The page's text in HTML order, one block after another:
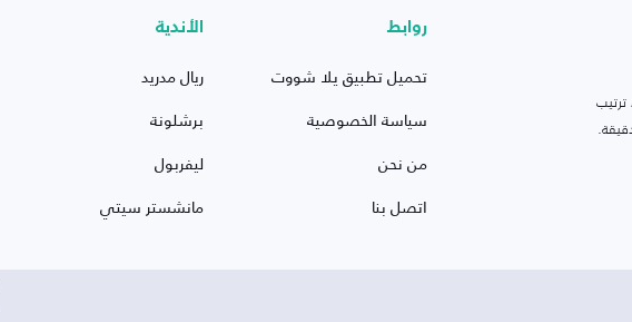
روابط
تحميل تطبيق يلا شووت
سياسة الخصوصية
من نحن
اتصل بنا
الأندية
ريال مدريد
برشلونة
ليفربول
مانشستر سيتي